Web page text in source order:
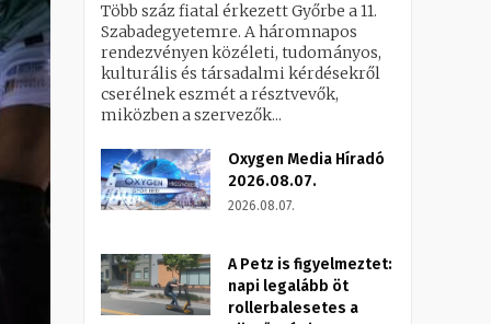
Több száz fiatal érkezett Győrbe a 11.
Szabadegyetemre. A háromnapos
rendezvényen közéleti, tudományos,
kulturális és társadalmi kérdésekről
cserélnek eszmét a résztvevők,
miközben a szervezők...
Oxygen Media Híradó
2026.08.07.
2026.08.07.
A Petz is figyelmeztet:
napi legalább öt
rollerbalesetes a